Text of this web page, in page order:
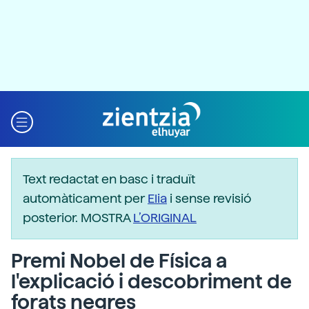
Text redactat en basc i traduït
automàticament perElia i sense revisió
posterior. MOSTRAL’ORIGINAL
Premi Nobel de Física a
l'explicació i descobriment de
forats negres